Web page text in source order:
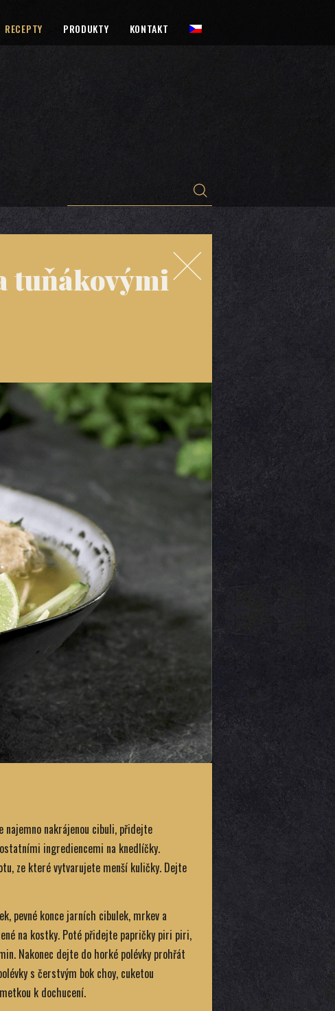
RECEPTY PRODUKTY KONTAKT
tuňákovými
nakrájenou cibuli, přidejte
ingrediencemi na knedlíčky.
ze které vytvarujete menší kuličky. Dejte
pevné konce jarních cibulek, mrkev a
na kostky. Poté přidejte papričky piri piri,
Nakonec dejte do horké polévky prohřát
s čerstvým bok choy, cuketou
k dochucení.